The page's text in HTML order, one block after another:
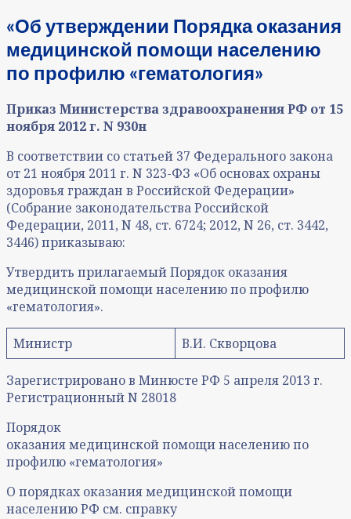
«Об утверждении Порядка оказания
медицинской помощи населению
по профилю «гематология»
Приказ Министерства здравоохранения РФ от 15
ноября 2012 г. N 930н
В соответствии со статьей 37 Федерального закона
от 21 ноября 2011 г. N 323-ФЗ «Об основах охраны
здоровья граждан в Российской Федерации»
(Собрание законодательства Российской
Федерации, 2011, N 48, ст. 6724; 2012, N 26, ст. 3442,
3446) приказываю:
Утвердить прилагаемый Порядок оказания
медицинской помощи населению по профилю
«гематология».
Министр В.И. Скворцова
Зарегистрировано в Минюсте РФ 5 апреля 2013 г.
Регистрационный N 28018
Порядок
оказания медицинской помощи населению по
профилю «гематология»
О порядках оказания медицинской помощи
населению РФ см. справку